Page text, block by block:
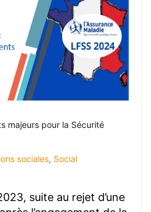
majeurs pour la Sécurité
sociales, Social
suite au rejet d’une